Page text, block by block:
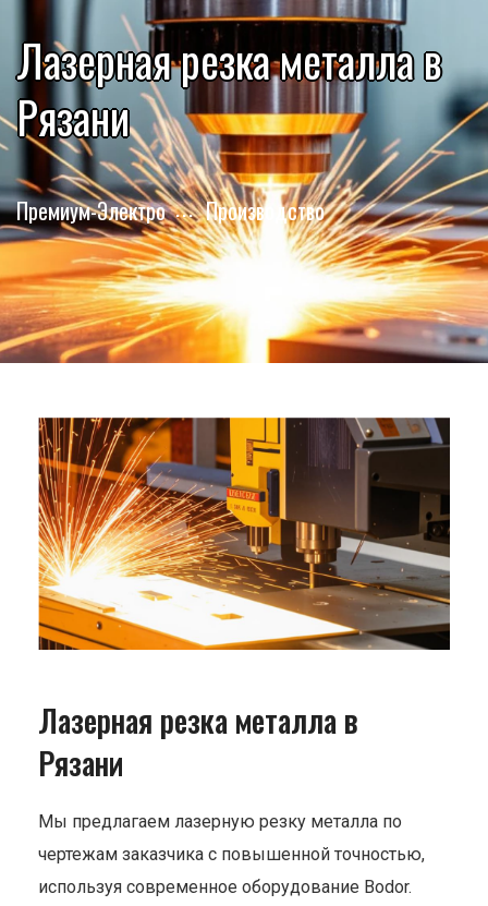
Лазерная резка металла в
Рязани
Премиум-Электро Производство
Лазерная резка металла в
Рязани
Мы предлагаем лазерную резку металла по
чертежам заказчика с повышенной точностью,
используя современное оборудование Bodor.